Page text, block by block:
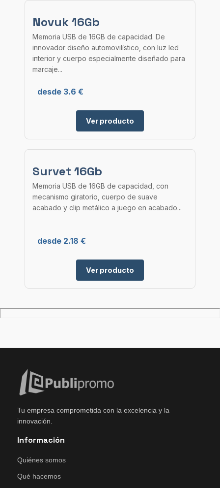
Novuk 16Gb
Memoria USB de 16GB de capacidad. De
innovador diseño automovilístico, con luz led
interior y cuerpo especialmente diseñado para
marcaje...
desde 3.6 €
Ver producto
Survet 16Gb
Memoria USB de 16GB de capacidad, con
mecanismo giratorio, cuerpo de suave
acabado y clip metálico a juego en acabado...
desde 2.18 €
Ver producto
Tu empresa comprometida con la excelencia y la
innovación.
Información
Quiénes somos
Qué hacemos